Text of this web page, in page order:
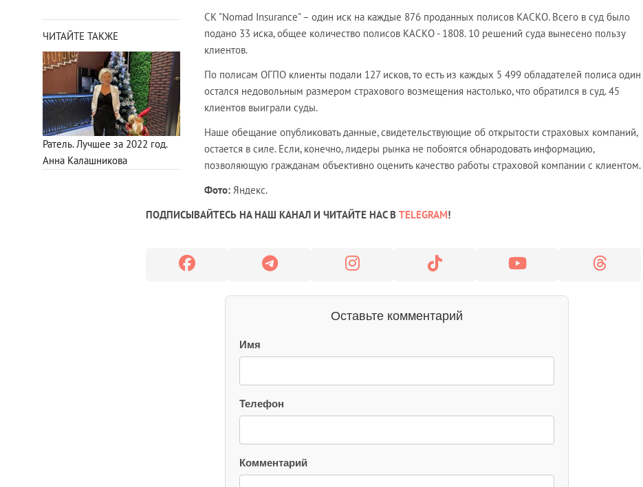
ЧИТАЙТЕ ТАКЖЕ
Ратель. Лучшее за 2022 год.
Анна Калашникова
СК "Nomad Insurance" – один иск на каждые 876 проданных полисов КАСКО. Всего в суд было
подано 33 иска, общее количество полисов КАСКО - 1808. 10 решений суда вынесено пользу
клиентов.
По полисам ОГПО клиенты подали 127 исков, то есть из каждых 5 499 обладателей полиса один
остался недовольным размером страхового возмещения настолько, что обратился в суд. 45
клиентов выиграли суды.
Наше обещание опубликовать данные, свидетельствующие об открытости страховых компаний,
остается в силе. Если, конечно, лидеры рынка не побоятся обнародовать информацию,
позволяющую гражданам объективно оценить качество работы страховой компании с клиентом.
Фото: Яндекс.
ПОДПИСЫВАЙТЕСЬ НА НАШ КАНАЛ И ЧИТАЙТЕ НАС В TELEGRAM!
Оставьте комментарий
Имя
Телефон
Комментарий